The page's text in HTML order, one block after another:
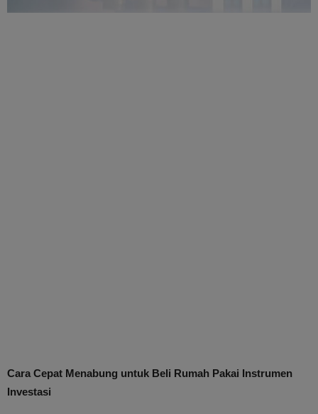
Cara Cepat Menabung untuk Beli Rumah Pakai Instrumen
Investasi